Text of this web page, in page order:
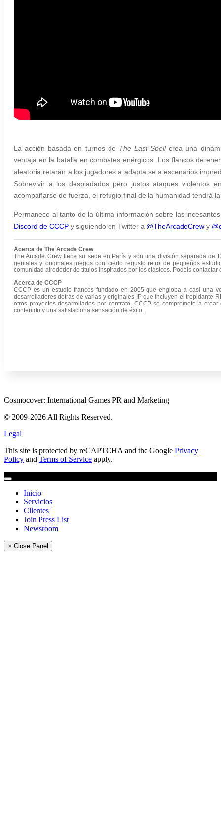
La acción basada en turnos de The Last Spellcrea una
ventaja en la batalla en combates enérgicos. Los flancos de
aleatoria retarán a los jugadores a adaptarse a escenarios
Sobrevivir a los despiadados pero justos ataques violentos
acompañarse de fuerza, el refugio final de la humanidad tendrá
Permanece al tanto de la última información sobre las
Discord de CCCP y siguiendo en Twitter a @TheArcadeCrew y
Acerca de The Arcade Crew
The Arcade Crew tiene su sede en París y son una división separada de
geniales y originales juegos con cierto regusto retro de pequeños
comunidad alrededor de títulos inspirados por los clásicos. Podéis contactar
Acerca de CCCP
CCCP es un estudio francés fundado en 2005 que engloba a casi una
desarrolladores detrás de varias y originales IP que incluyen el trepidante
otros proyectos desarrollados por contrato. CCCP se compromete a
contenido y una satisfactoria sensación de éxito.
Cosmocover: International Games PR and Marketing
© 2009-2026 All Rights Reserved.
Legal
This site is protected by reCAPTCHA and the Google Privacy
Policy and Terms of Service apply.
Inicio
Servicios
Clientes
Join Press List
Newsroom
× Close Panel